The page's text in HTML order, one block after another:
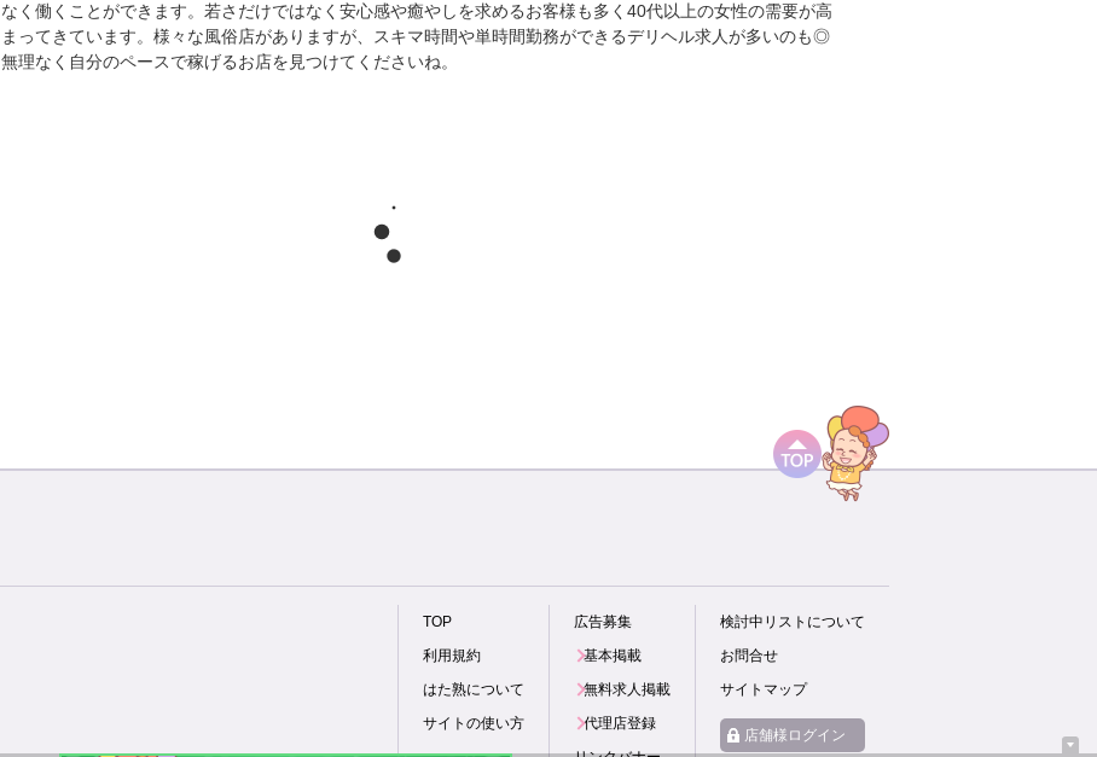
なく働くことができます。若さだけではなく安心感や癒やしを求めるお客様も多く40代以上の女性の需要が高
まってきています。様々な風俗店がありますが、スキマ時間や単時間勤務ができるデリヘル求人が多いのも◎
無理なく自分のペースで稼げるお店を見つけてくださいね。
TOP
利用規約
はた熟について
サイトの使い方
広告募集
基本掲載
無料求人掲載
代理店登録
検討中リストについて
お問合せ
サイトマップ
店舗様ログイン